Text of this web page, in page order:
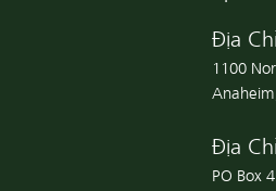
Địa
1100
Địa
PO Box